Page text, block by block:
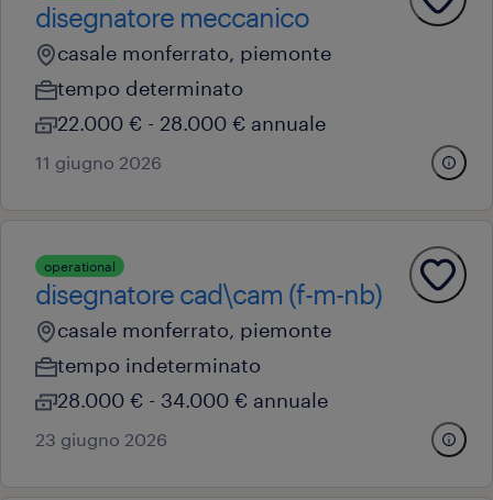
disegnatore meccanico
casale monferrato, piemonte
tempo determinato
22.000 € - 28.000 € annuale
11 giugno 2026
operational
disegnatore cad\cam (f-m-nb)
casale monferrato, piemonte
tempo indeterminato
28.000 € - 34.000 € annuale
23 giugno 2026